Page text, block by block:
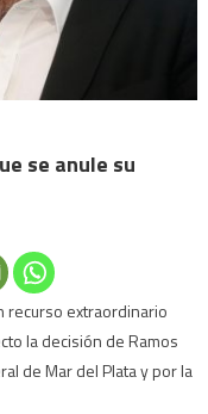
se anule su
recurso extraordinario
la decisión de Ramos
de Mar del Plata y por la